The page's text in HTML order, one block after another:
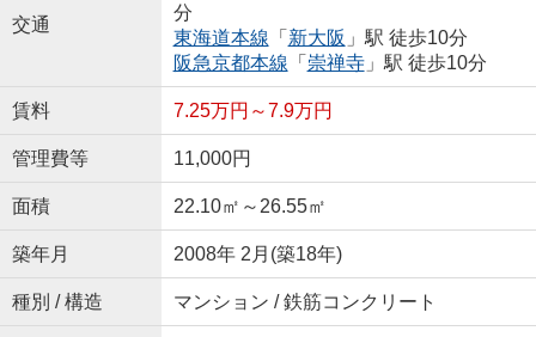
交通
分
東海道本線 「 新大阪 」駅 徒歩10分
阪急京都本線 「 崇禅寺」駅 徒歩10分
賃料 7.25万円～7.9万円
管理費等 11,000円
面積 22.10㎡～26.55㎡
築年月 2008年 2月(築18年)
種別 / 構造 マンション / 鉄筋コンクリート